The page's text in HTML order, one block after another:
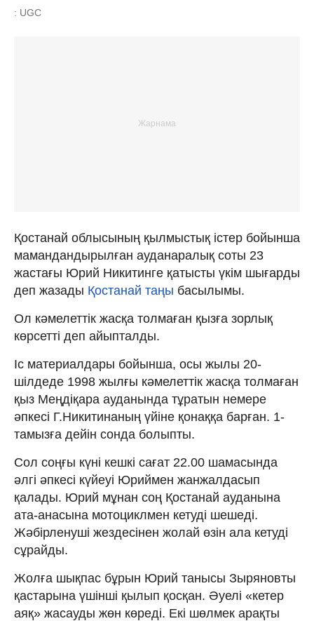
: UGC
Қостанай облысының қылмыстық істер бойынша
мамандандырылған ауданаралық соты 23
жастағы Юрий Никитинге қатысты үкім шығарды
деп жазады Қостанай таңы басылымы.
Ол кәмелеттік жасқа толмаған қызға зорлық
көрсетті деп айыпталды.
Іс материалдары бойынша, осы жылы 20-
шілдеде 1998 жылғы кәмелеттік жасқа толмаған
қыз Меңдіқара ауданында тұратын немере
әпкесі Г.Никитинаның үйіне қонаққа барған. 1-
тамызға дейін сонда болыпты.
Сол соңғы күні кешкі сағат 22.00 шамасында
әлгі әпкесі күйеуі Юриймен жанжалдасып
қалады. Юрий мұнан соң Қостанай ауданына
ата-анасына мотоциклмен кетуді шешеді.
Жәбірленуші жездесінен жолай өзін ала кетуді
сұрайды.
Жолға шықпас бұрын Юрий танысы Зыряновты
қастарына үшінші қылып қосқан. Әуелі «кетер
аяқ» жасауды жөн көреді. Екі шөлмек арақты